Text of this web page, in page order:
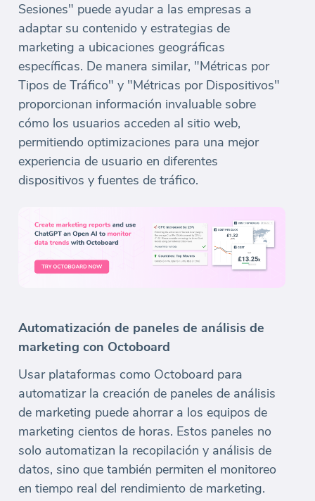
Sesiones" puede ayudar a las empresas a
adaptar su contenido y estrategias de
marketing a ubicaciones geográficas
específicas. De manera similar, "Métricas por
Tipos de Tráfico" y "Métricas por Dispositivos"
proporcionan información invaluable sobre
cómo los usuarios acceden al sitio web,
permitiendo optimizaciones para una mejor
experiencia de usuario en diferentes
dispositivos y fuentes de tráfico.
Automatización de paneles de análisis de
marketing con Octoboard
Usar plataformas como Octoboard para
automatizar la creación de paneles de análisis
de marketing puede ahorrar a los equipos de
marketing cientos de horas. Estos paneles no
solo automatizan la recopilación y análisis de
datos, sino que también permiten el monitoreo
en tiempo real del rendimiento de marketing.